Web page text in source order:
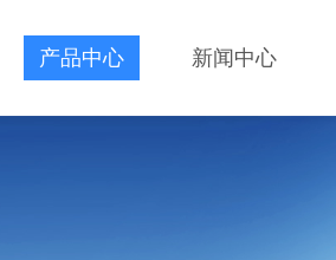
产品中心 新闻中心